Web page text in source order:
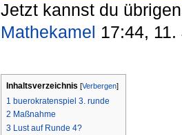
Jetzt kannst du
Mathekamel 17:44,
Inhaltsverzeichnis [Verbergen]
1 buerokratenspiel 3. runde
2 Maßnahme
3 Lust auf Runde 4?